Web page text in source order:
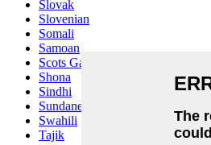
Slovak
Slovenian
Somali
Samoan
Scots Gaelic
Shona
Sindhi
Sundanese
Swahili
Tajik